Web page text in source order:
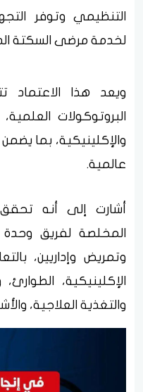
التنظيمي وتوفر
لخدمة مرضى السكتة
ويعد هذا الاعتماد
البروتوكولات
والإكلينيكية، بما
عالمية.
أشارت إلى أنه
المخلصة لفريق وحدة
وتمريض وإداريين،
الإكلينيكية،
والتغذية العلاجية،